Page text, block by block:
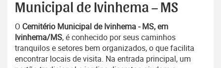
Municipal de Ivinhema – MS
O Cemitério Municipal de Ivinhema - MS, em
Ivinhema/MS, é conhecido por seus caminhos
tranquilos e setores bem organizados, o que facilita
encontrar locais de visita. Na entrada principal, um